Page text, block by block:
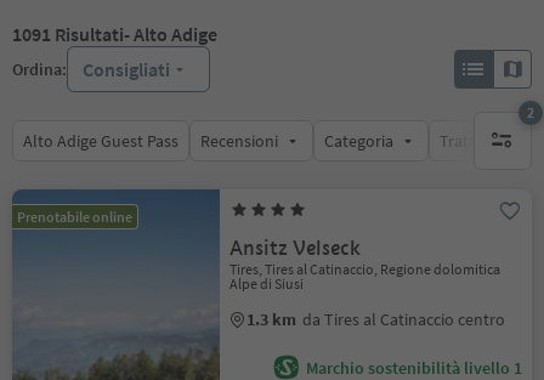
1091 Risultati- Alto Adige
Ordina: Consigliati
Alto Adige Guest Pass Recensioni Categoria Trattamento
2
filtri
Prenotabile online
Ansitz Velseck
Tires, Tires al Catinaccio, Regione dolomitica
Alpe di Siusi
1.3 km da Tires al Catinaccio centro
Marchio sostenibilità livello 1